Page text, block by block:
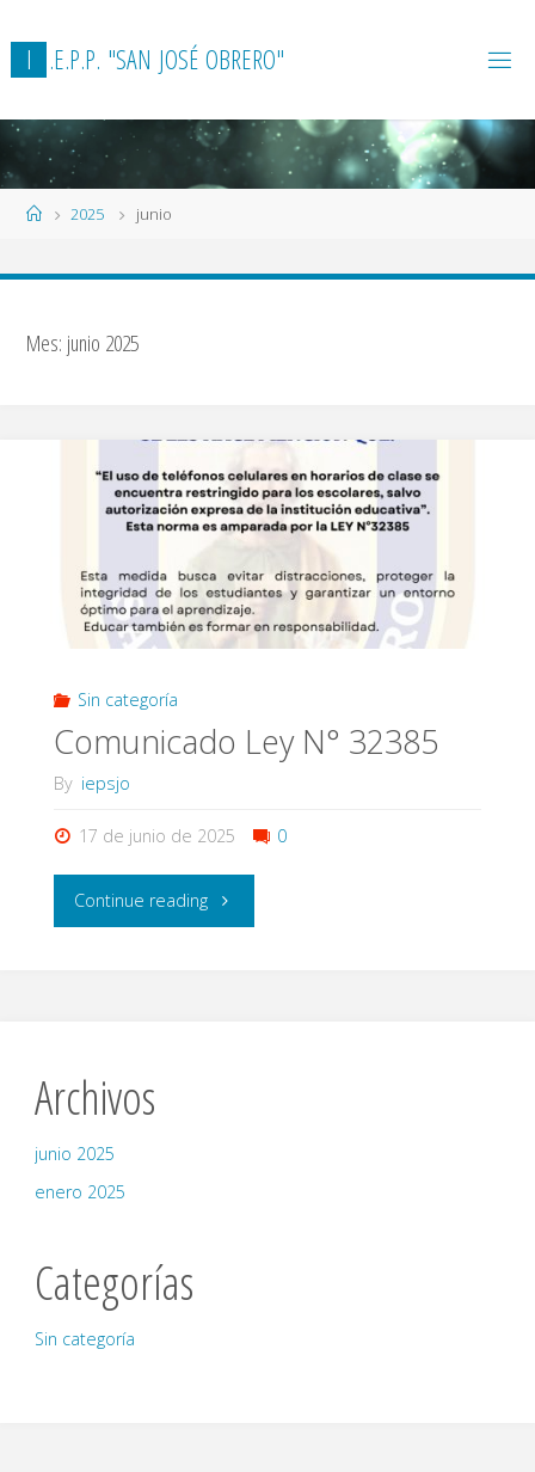
to
content
I .E.P.P. "SAN JOSÉ OBRERO"
Home2025 junio
Mes: junio 2025
Sin categoría
Comunicado Ley N° 32385
By iepsjo
17 de junio de 2025 0
Continue reading"Comunicado
Archivos
junio 2025
enero 2025
Categorías
Sin categoría